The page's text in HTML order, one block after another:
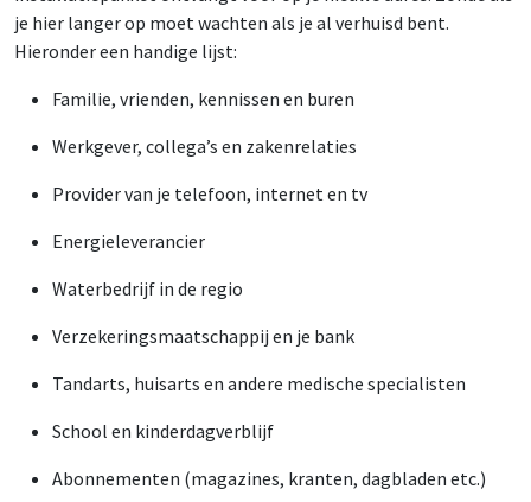
je hier langer op moet wachten als je al verhuisd bent.
Hieronder een handige lijst:
Familie, vrienden, kennissen en buren
Werkgever, collega’s en zakenrelaties
Provider van je telefoon, internet en tv
Energieleverancier
Waterbedrijf in de regio
Verzekeringsmaatschappij en je bank
Tandarts, huisarts en andere medische specialisten
School en kinderdagverblijf
Abonnementen (magazines, kranten, dagbladen etc.)